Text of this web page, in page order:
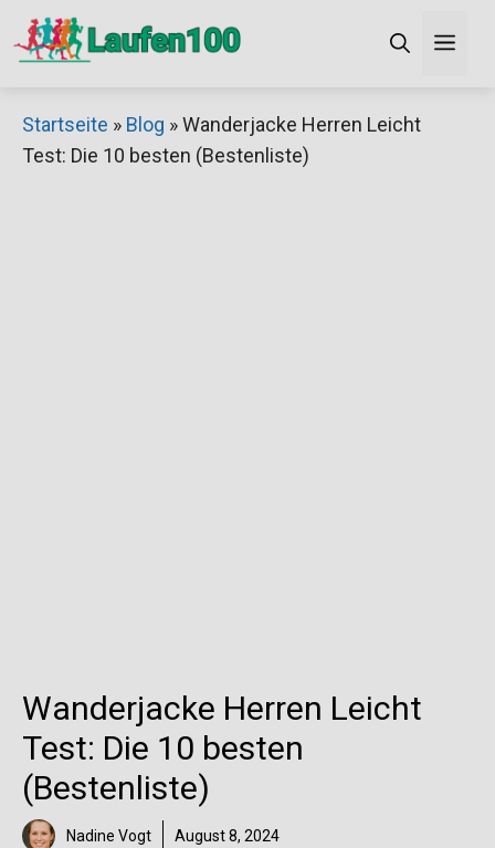
Zum
Inhalt
Startseite » Blog »Wanderjacke Herren Leicht
Test: Die 10 besten (Bestenliste)
Wanderjacke Herren Leicht
Test: Die 10 besten
(Bestenliste)
Nadine Vogt August 8, 2024
Decathlon Sale